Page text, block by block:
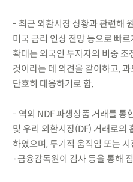
- 최근 외환시장 상황과 관련해
미국 금리 인상 전망 등으로 빠
확대는 외국인 투자자의 비중 조
것이라는 데 의견을 같이하고,
단호히 대응하기로 함.
- 역외 NDF 파생상품 거래를 통
및 우리 외환시장(DF) 거래로의
하였으며, 투기적 움직임 또는
·금융감독원이 검사 등을 통해